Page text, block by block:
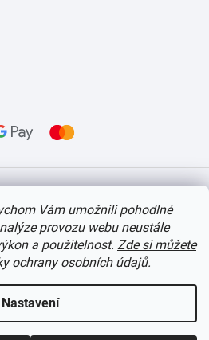
Vám umožnili pohodlné
provozu webu neustále
a použitelnost. Zde si můžete
ochrany osobních údajů.
Nastavení
práva vyhrazena. Upravit nastavení cookies